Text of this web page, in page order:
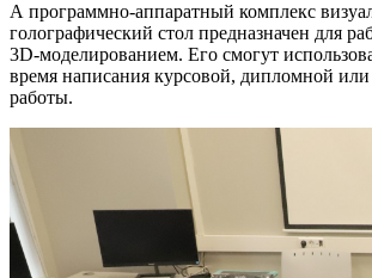
А программно-аппаратный комплекс
голографический стол предназначен для
3D-моделированием. Его смогут
время написания курсовой, дипломной
работы.